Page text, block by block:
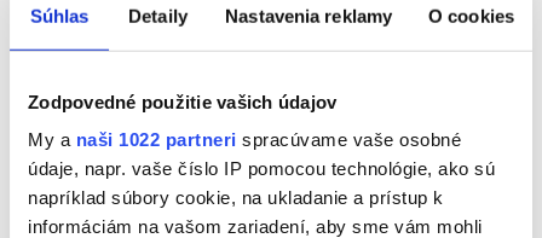
Súhlas Detaily Nastavenia reklamy O cookies
Zodpovedné použitie vašich údajov
My a naši 1022 partneri spracúvame vaše osobné
údaje, napr. vaše číslo IP pomocou technológie, ako sú
napríklad súbory cookie, na ukladanie a prístup k
informáciám na vašom zariadení, aby sme vám mohli